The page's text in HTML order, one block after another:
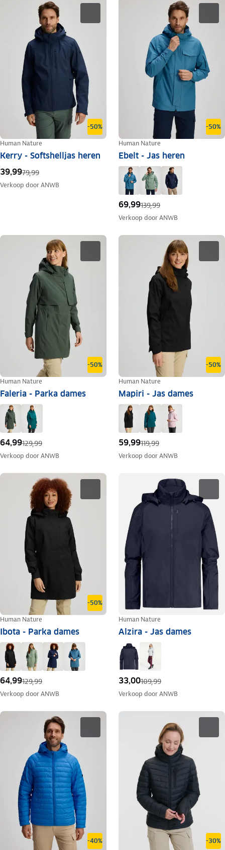
-50%
Human Nature
Kerry - Softshelljas heren
39,9979,99
Verkoop doorANWB
-50%
Human Nature
Ebelt - Jas heren
69,99139,99
Verkoop doorANWB
-50%
Human Nature
Faleria - Parka dames
64,99129,99
Verkoop doorANWB
-50%
Human Nature
Mapiri - Jas dames
59,99119,99
Verkoop doorANWB
-50%
Human Nature
Ibota - Parka dames
64,99129,99
Verkoop doorANWB
Human Nature
Alzira - Jas dames
33,00109,99
Verkoop doorANWB
-40% -30%